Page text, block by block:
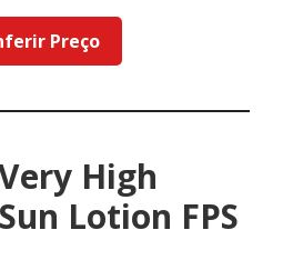
Preço
High
Lotion FPS